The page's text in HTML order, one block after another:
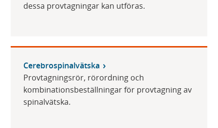
dessa provtagningar kan utföras.
Cerebrospinalvätska
Provtagningsrör, rörordning och
kombinationsbeställningar för provtagning av
spinalvätska.